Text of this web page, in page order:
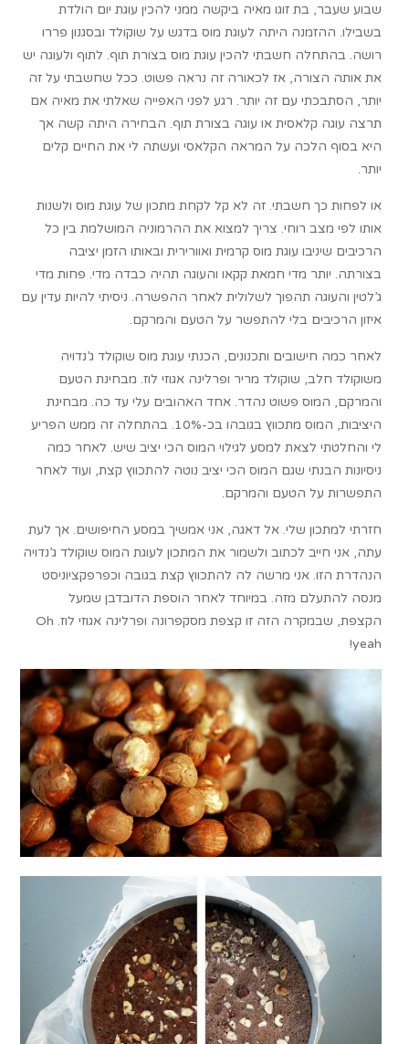
שבוע שעבר, בת זוגו מאיה ביקשה ממני להכין עוגת יום הולדת
בשבילו. ההזמנה היתה לעוגת מוס בדגש על שוקולד ובסגנון פררו
רושה. בהתחלה חשבתי להכין עוגת מוס בצורת תוף. לתוף ולעוגה יש
את אותה הצורה, אז לכאורה זה נראה פשוט. ככל שחשבתי על זה
יותר, הסתבכתי עם זה יותר. רגע לפני האפייה שאלתי את מאיה אם
תרצה עוגה קלאסית או עוגה בצורת תוף. הבחירה היתה קשה אך
היא בסוף הלכה על המראה הקלאסי ועשתה לי את החיים קלים
יותר.
או לפחות כך חשבתי. זה לא קל לקחת מתכון של עוגת מוס ולשנות
אותו לפי מצב רוחי. צריך למצוא את ההרמוניה המושלמת בין כל
הרכיבים שיניבו עוגת מוס קרמית ואוורירית ובאותו הזמן יציבה
בצורתה. יותר מדי חמאת קקאו והעוגה תהיה כבדה מדי. פחות מדי
ג’לטין והעוגה תהפוך לשלולית לאחר ההפשרה. ניסיתי להיות עדין עם
איזון הרכיבים בלי להתפשר על הטעם והמרקם.
לאחר כמה חישובים ותכנונים, הכנתי עוגת מוס שוקולד ג’נדויה
משוקולד חלב, שוקולד מריר ופרלינה אגוזי לוז. מבחינת הטעם
והמרקם, המוס פשוט נהדר. אחד האהובים עלי עד כה. מבחינת
היציבות, המוס מתכווץ בגובהו בכ-10%. בהתחלה זה ממש הפריע
לי והחלטתי לצאת למסע לגילוי המוס הכי יציב שיש. לאחר כמה
ניסיונות הבנתי שגם המוס הכי יציב נוטה להתכווץ קצת, ועוד לאחר
התפשרות על הטעם והמרקם.
חזרתי למתכון שלי. אל דאגה, אני אמשיך במסע החיפושים. אך לעת
עתה, אני חייב לכתוב ולשמור את המתכון לעוגת המוס שוקולד ג’נדויה
הנהדרת הזו. אני מרשה לה להתכווץ קצת בגובה וכפרפקציוניסט
מנסה להתעלם מזה. במיוחד לאחר הוספת הדובדבן שמעל
הקצפת, שבמקרה הזה זו קצפת מסקפרונה ופרלינה אגוזי לוז. Oh
yeah!